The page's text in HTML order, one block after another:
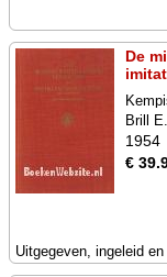
De
Brill
1954
€
Uitgegeven, ingeleid